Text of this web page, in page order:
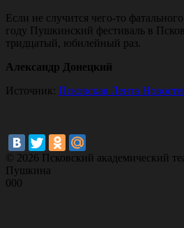
Если не случится чего-то
году Пушкинский фестиваль в
тридцатый, юбилейный раз.
Александр Донецкий
Источник: Псковская Лента
© 2026 Псковский академический
Пушкина
000